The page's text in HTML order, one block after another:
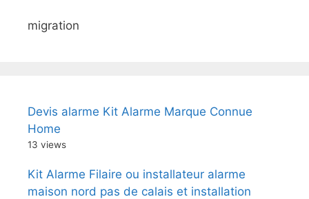
migration
Devis alarme Kit Alarme Marque Connue
Home
13 views
Kit Alarme Filaire ou installateur alarme
maison nord pas de calais et installation